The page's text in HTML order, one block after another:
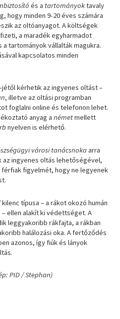
és a tartományoktavaly
hogy minden 9-20 éves számára
az oltóanyagot. A költségek
fizeti, a maradék egyharmadot
tartományok vállalták magukra.
kapcsolatos minden
jétől kérhetik az ingyenes oltást –
, illetve az oltási programban
foglalni online és telefonon lehet.
anyag anémetmellett
nyelven is elérhető.
városi tanácsnokaarra
ingyenes oltás lehetőségével,
figyelmét, hogy ne legyenek
kilenc típusa – a rákot okozó humán
ellen alakít ki védettséget. A
leggyakoribb rákfajta, a rákban
halálozási oka. A fertőződés
azonos, így fiúk és lányok
PID / Stephan)